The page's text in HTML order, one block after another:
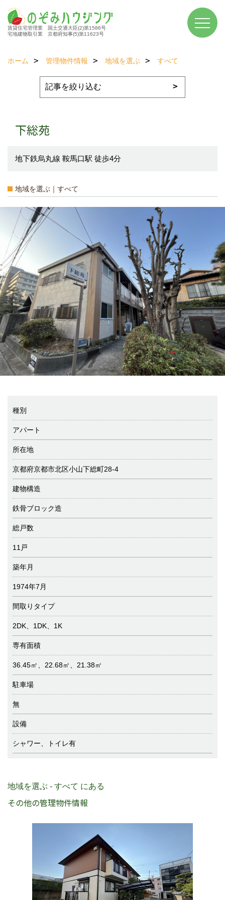
賃貸住宅管理業 国土交通大臣(2)第1586号
宅地建物取引業 京都府知事(5)第11623号
ホーム 管理物件情報 地域を選ぶ すべて
下総苑
地下鉄烏丸線 鞍馬口駅 徒歩4分
地域を選ぶ｜すべて
種別
アパート
所在地
京都府京都市北区小山下総町28-4
建物構造
鉄骨ブロック造
総戸数
11戸
築年月
1974年7月
間取りタイプ
2DK、1DK、1K
専有面積
36.45㎡、22.68㎡、21.38㎡
駐車場
無
設備
シャワー、トイレ有
地域を選ぶ - すべて にある
その他の管理物件情報